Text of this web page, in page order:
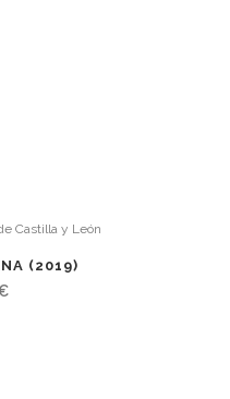
Castilla y León
(2019)